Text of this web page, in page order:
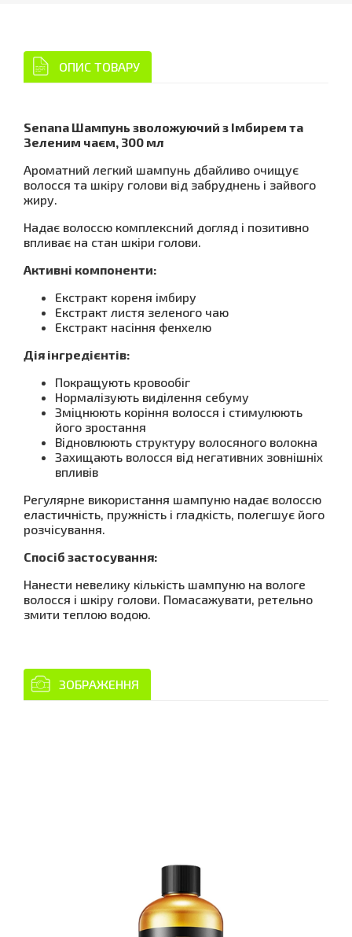
ОПИС ТОВАРУ
Senana Шампунь зволожуючий з Імбирем та
Зеленим чаєм, 300 мл
Ароматний легкий шампунь дбайливо очищує
волосся та шкіру голови від забруднень і зайвого
жиру.
Надає волоссю комплексний догляд і позитивно
впливає на стан шкіри голови.
Активні компоненти:
Екстракт кореня імбиру
Екстракт листя зеленого чаю
Екстракт насіння фенхелю
Дія інгредієнтів:
Покращують кровообіг
Нормалізують виділення себуму
Зміцнюють коріння волосся і стимулюють
його зростання
Відновлюють структуру волосяного волокна
Захищають волосся від негативних зовнішніх
впливів
Регулярне використання шампуню надає волоссю
еластичність, пружність і гладкість, полегшує його
розчісування.
Спосіб застосування:
Нанести невелику кількість шампуню на вологе
волосся і шкіру голови. Помасажувати, ретельно
змити теплою водою.
ЗОБРАЖЕННЯ